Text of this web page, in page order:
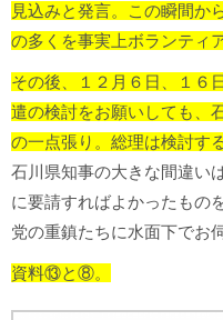
見込みと発言。この瞬間か
の多くを事実上ボランティ
その後、１２月６日、１６
遣の検討をお願いしても、
の一点張り。総理は検討す
石川県知事の大きな間違い
に要請すればよかったもの
党の重鎮たちに水面下でお
資料⑬と⑧。